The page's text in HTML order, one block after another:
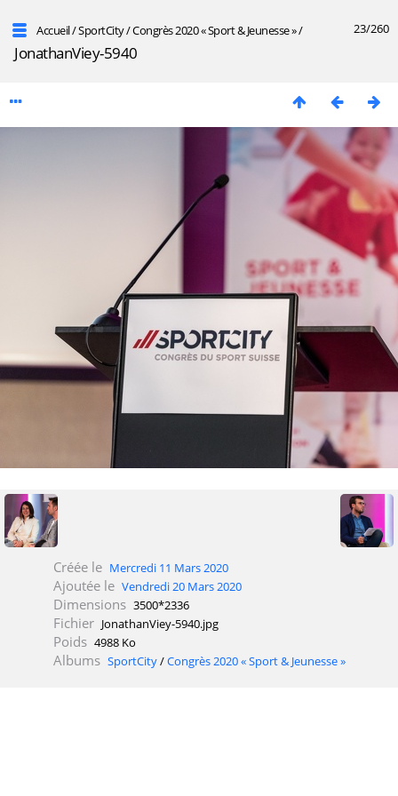
23/260
Accueil/SportCity/Congrès 2020 « Sport & Jeunesse »/
JonathanViey-5940
Créée le Mercredi 11 Mars 2020
Ajoutée le Vendredi 20 Mars 2020
Dimensions 3500*2336
Fichier JonathanViey-5940.jpg
Poids 4988 Ko
Albums SportCity/Congrès 2020 « Sport & Jeunesse »